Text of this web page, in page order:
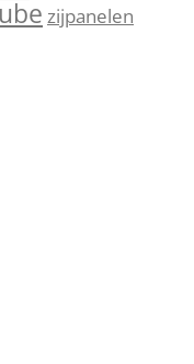
zijpanelen